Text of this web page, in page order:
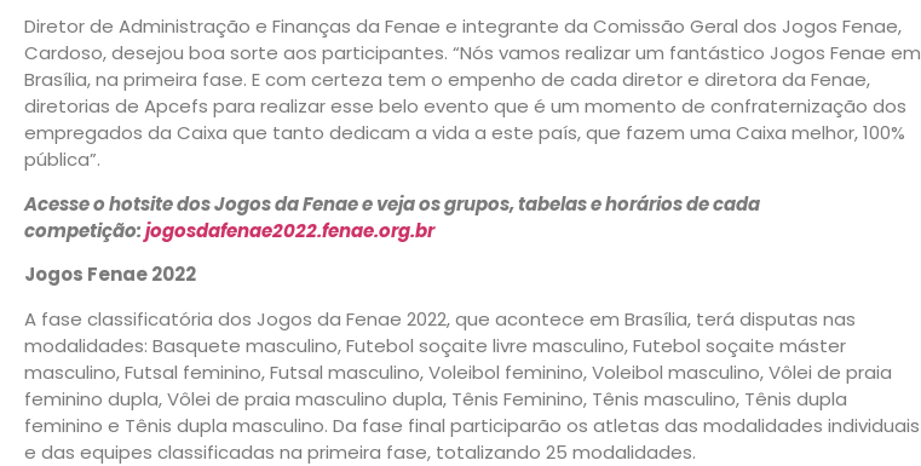
Diretor de Administração e Finanças da Fenae e integrante da Comissão Geral dos Jogos Fenae,
Cardoso, desejou boa sorte aos participantes. “Nós vamos realizar um fantástico Jogos Fenae em
Brasília, na primeira fase. E com certeza tem o empenho de cada diretor e diretora da Fenae,
diretorias de Apcefs para realizar esse belo evento que é um momento de confraternização dos
empregados da Caixa que tanto dedicam a vida a este país, que fazem uma Caixa melhor, 100%
pública”.
Acesse o hotsite dos Jogos da Fenae e veja os grupos, tabelas e horários de cada
competição:jogosdafenae2022.fenae.org.br
Jogos Fenae 2022
A fase classificatória dos Jogos da Fenae 2022, que acontece em Brasília, terá disputas nas
modalidades: Basquete masculino, Futebol soçaite livre masculino, Futebol soçaite máster
masculino, Futsal feminino, Futsal masculino, Voleibol feminino, Voleibol masculino, Vôlei de praia
feminino dupla, Vôlei de praia masculino dupla, Tênis Feminino, Tênis masculino, Tênis dupla
feminino e Tênis dupla masculino. Da fase final participarão os atletas das modalidades individuais
e das equipes classificadas na primeira fase, totalizando 25 modalidades.